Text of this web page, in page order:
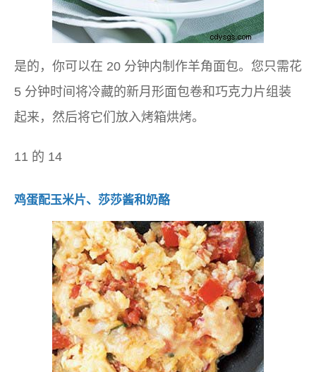
是的，你可以在 20 分钟内制作羊角面包。您只需花
5 分钟时间将冷藏的新月形面包卷和巧克力片组装
起来，然后将它们放入烤箱烘烤。
11 的 14
鸡蛋配玉米片、莎莎酱和奶酪